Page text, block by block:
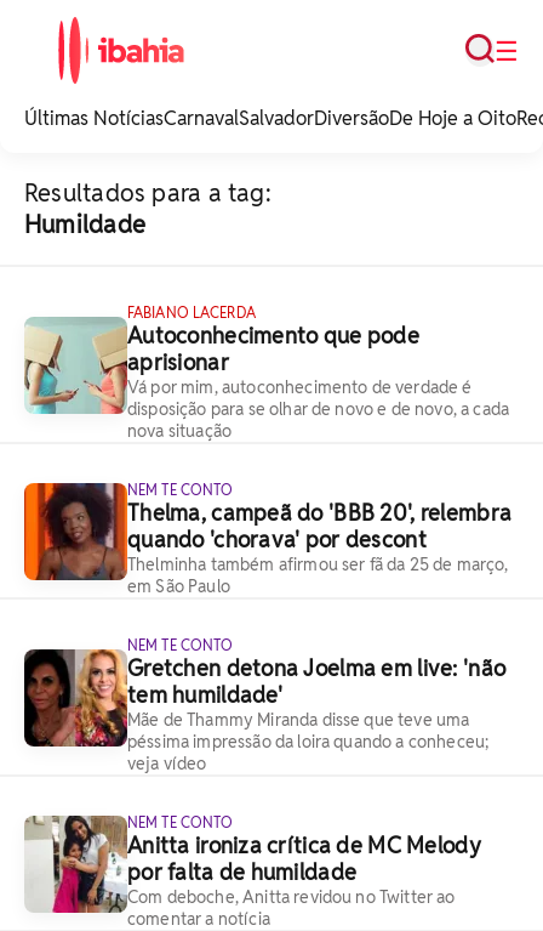
noticias e
☰
Busca
Últimas NotíciasCarnavalSalvadorDiversãoDe Hoje a Oito
Resultados para a tag:
Humildade
FABIANO LACERDA
Autoconhecimento que pode
aprisionar
Vá por mim, autoconhecimento de verdade é
disposição para se olhar de novo e de novo, a cada
nova situação
NEM TE CONTO
Thelma, campeã do 'BBB 20', relembra
quando 'chorava' por descont
Thelminha também afirmou ser fã da 25 de março,
em São Paulo
NEM TE CONTO
Gretchen detona Joelma em live: 'não
tem humildade'
Mãe de Thammy Miranda disse que teve uma
péssima impressão da loira quando a conheceu;
veja vídeo
NEM TE CONTO
Anitta ironiza crítica de MC Melody
por falta de humildade
Com deboche, Anitta revidou no Twitter ao
comentar a notícia